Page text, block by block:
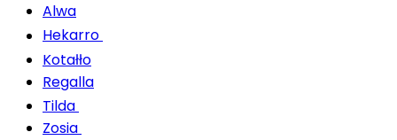
Alwa
Hekarro
Kotałło
Regalla
Tilda
Zosia